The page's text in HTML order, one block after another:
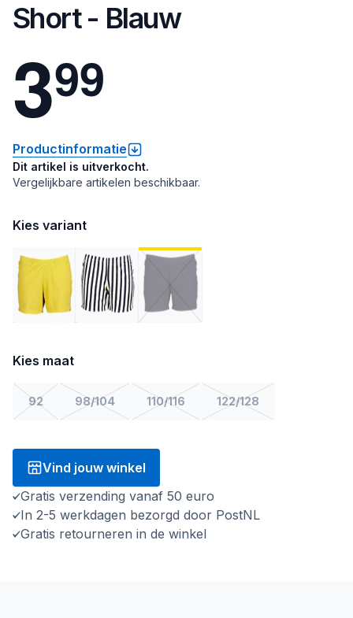
Short - Blauw
399
Productinformatie
Dit artikel is uitverkocht.
Vergelijkbare artikelen beschikbaar.
Kies variant
Kies maat
92 98/104 110/116 122/128
Vind jouw winkel
Gratis verzending vanaf 50 euro
In 2-5 werkdagen bezorgd door PostNL
Gratis retourneren in de winkel